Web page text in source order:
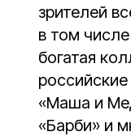
зрителей
в том
богатая
«Маша и
«Барби» и